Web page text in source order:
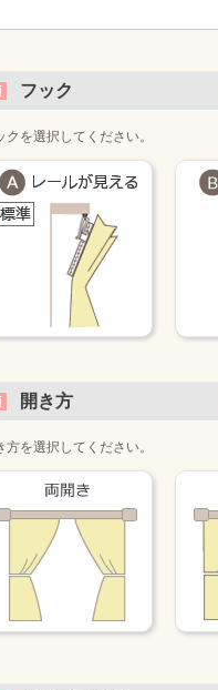
フック
クを選択してください。
開き方
方を選択してください。